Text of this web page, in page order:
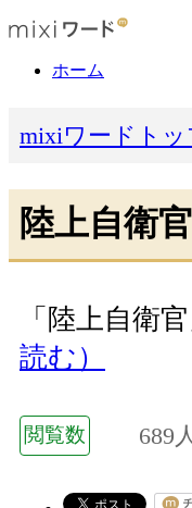
ホーム
mixiワードトッ
陸上自衛官
「陸上自衛
読む）
閲覧数 689人